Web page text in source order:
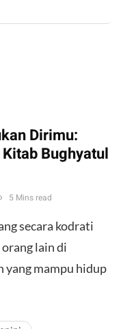
Dirimu:
Bughyatul
5 Mins read
secara kodrati
lain di
yang mampu hidup